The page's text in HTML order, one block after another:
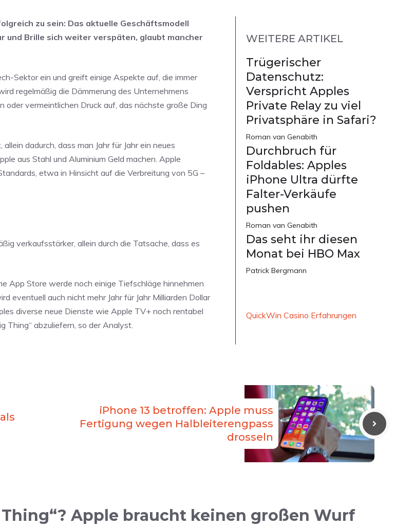
zu sein: Das aktuelle Geschäftsmodell
und Brille sich weiter verspäten, glaubt mancher
Sektor ein und greift einige Aspekte auf, die immer
regelmäßig die Dämmerung des Unternehmens
vermeintlichen Druck auf, das nächste große Ding
dadurch, dass man Jahr für Jahr ein neues
aus Stahl und Aluminium Geld machen. Apple
etwa in Hinsicht auf die Verbreitung von 5G –
verkaufsstärker, allein durch die Tatsache, dass es
App Store werde noch einige Tiefschläge hinnehmen
eventuell auch nicht mehr Jahr für Jahr Milliarden Dollar
diverse neue Dienste wie Apple TV+ noch rentabel
Thing“ abzuliefern, so der Analyst.
WEITERE ARTIKEL
Trügerischer
Datenschutz:
Verspricht Apples
Private Relay zu viel
Privatsphäre in Safari?
Roman van Genabith
Durchbruch für
Foldables: Apples
iPhone Ultra dürfte
Falter-Verkäufe
pushen
Roman van Genabith
Das seht ihr diesen
Monat bei HBO Max
Patrick Bergmann
QuickWin Casino Erfahrungen
iPhone 13 betroffen: Apple muss
Fertigung wegen Halbleiterengpass
drosseln
Apple braucht keinen großen Wurf